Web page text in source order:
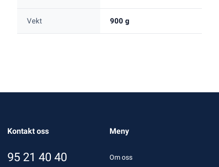
Vekt 900 g
Kontakt oss
95 21 40 40
Meny
Om oss